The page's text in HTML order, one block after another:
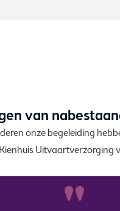
van
onze begeleiding
Uitvaartverzorging